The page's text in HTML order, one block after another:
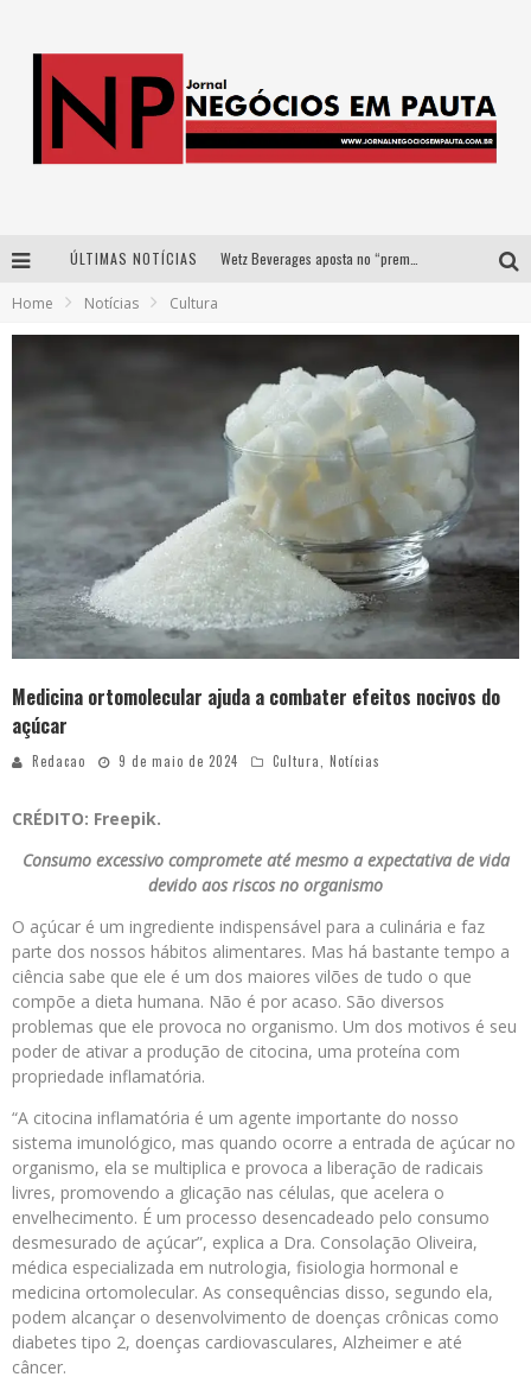
ÚLTIMAS NOTÍCIAS
Home Notícias Cultura
Medicina ortomolecular ajuda a combater efeitos nocivos do
açúcar
Redacao 9 de maio de 2024 Cultura, Notícias
CRÉDITO: Freepik.
Consumo excessivo compromete até mesmo a expectativa de vida
devido aos riscos no organismo
O açúcar é um ingrediente indispensável para a culinária e faz
parte dos nossos hábitos alimentares. Mas há bastante tempo a
ciência sabe que ele é um dos maiores vilões de tudo o que
compõe a dieta humana. Não é por acaso. São diversos
problemas que ele provoca no organismo. Um dos motivos é seu
poder de ativar a produção de citocina, uma proteína com
propriedade inflamatória.
“A citocina inflamatória é um agente importante do nosso
sistema imunológico, mas quando ocorre a entrada de açúcar no
organismo, ela se multiplica e provoca a liberação de radicais
livres, promovendo a glicação nas células, que acelera o
envelhecimento. É um processo desencadeado pelo consumo
desmesurado de açúcar”, explica a Dra. Consolação Oliveira,
médica especializada em nutrologia, fisiologia hormonal e
medicina ortomolecular. As consequências disso, segundo ela,
podem alcançar o desenvolvimento de doenças crônicas como
diabetes tipo 2, doenças cardiovasculares, Alzheimer e até
câncer.